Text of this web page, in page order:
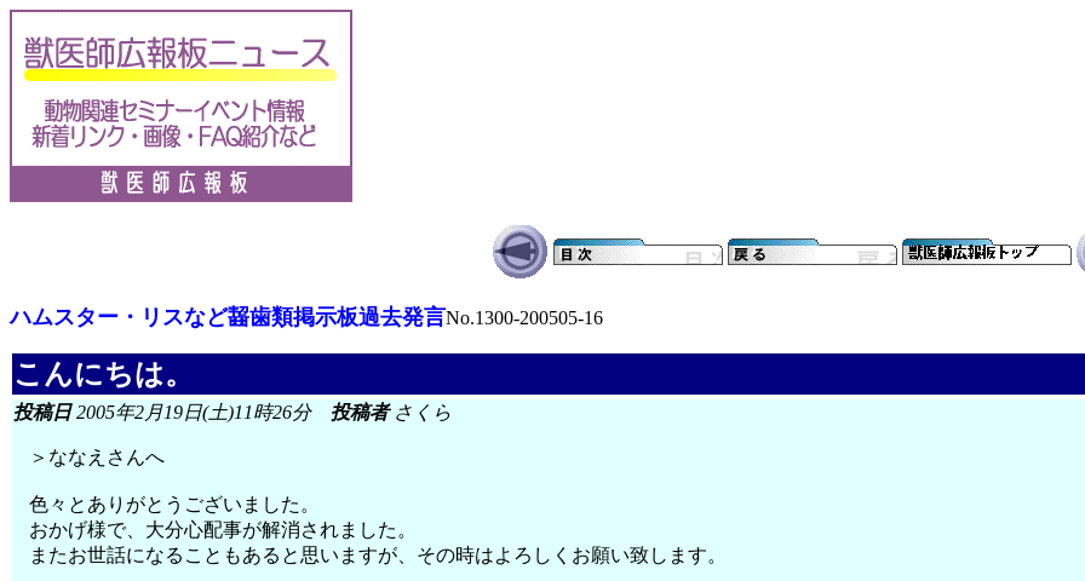
ハムスター・リスなど齧歯類掲示板過去発言No.1300-200505-16
こんにちは。
投稿日2005年2月19日(土)11時26分 投稿者さくら
＞ななえさんへ
色々とありがとうございました。
おかげ様で、大分心配事が解消されました。
またお世話になることもあると思いますが、その時はよろしくお願い致します。